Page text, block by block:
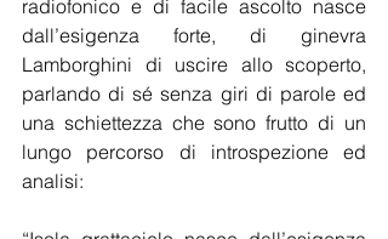
radiofonico e di facile ascolto nasce
dall’esigenza forte, di ginevra
Lamborghini di uscire allo scoperto,
parlando di sé senza giri di parole ed
una schiettezza che sono frutto di un
lungo percorso di introspezione ed
analisi: